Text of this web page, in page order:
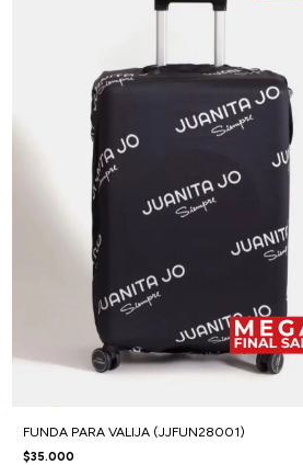
FUNDA PARA VALIJA (JJFUN28001)
$35.000